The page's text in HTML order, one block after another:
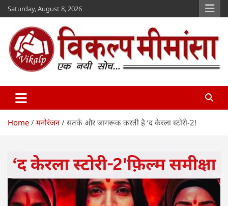
Skip
to
content
Saturday, August 8, 2026
Vikalp Mimansa
Home मनोरंजन सतर्क और जागरूक करती है ‘द केरला स्टोरी-2!